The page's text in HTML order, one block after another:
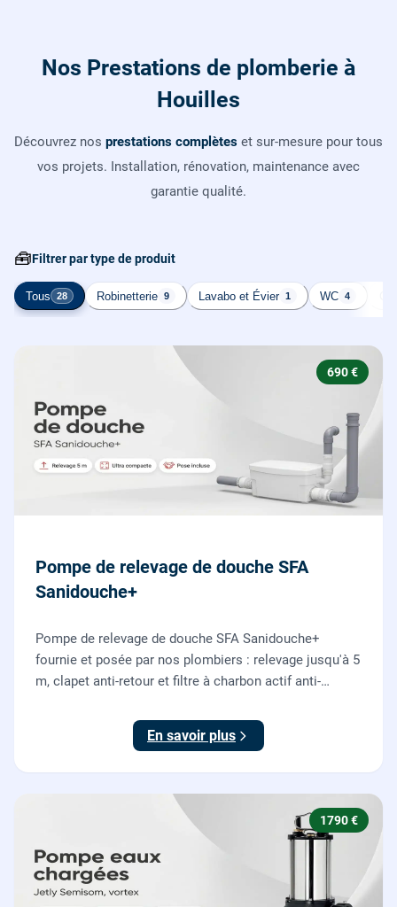
Nos Prestations de plomberie à
Houilles
Découvrez nos prestations complètes et sur-mesure pour tous
vos projets. Installation, rénovation, maintenance avec
garantie qualité.
🧰Filtrer par type de produit
Tous 28 Robinetterie 9 Lavabo et Évier 1 WC 4
690 €
Pompe de relevage de douche SFA
Sanidouche+
Pompe de relevage de douche SFA Sanidouche+
fournie et posée par nos plombiers : relevage jusqu'à 5
m, clapet anti-retour et filtre à charbon actif anti-
En savoir plus
1790 €